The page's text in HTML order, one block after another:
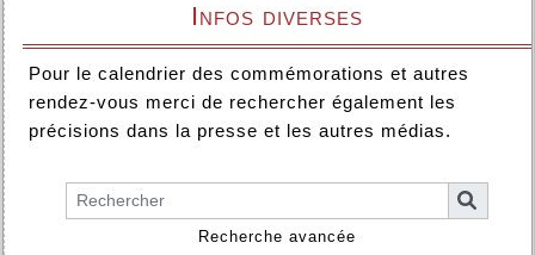
Infos diverses
Pour le calendrier des commémorations et autres
rendez-vous merci de rechercher également les
précisions dans la presse et les autres médias.
Recherche avancée